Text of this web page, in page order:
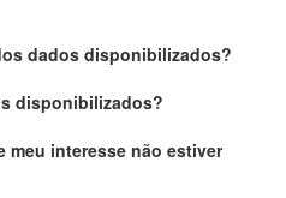
dados disponibilizados?
disponibilizados?
meu interesse não estiver